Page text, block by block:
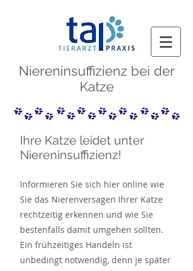
Niereninsuffizienz bei der
Katze
Ihre Katze leidet unter
Niereninsuffizienz!
Informieren Sie sich hier online wie
Sie das Nierenversagen Ihrer Katze
rechtzeitig erkennen und wie Sie
bestenfalls damit umgehen sollten.
Ein frühzeitiges Handeln ist
unbedingt notwendig, denn je später